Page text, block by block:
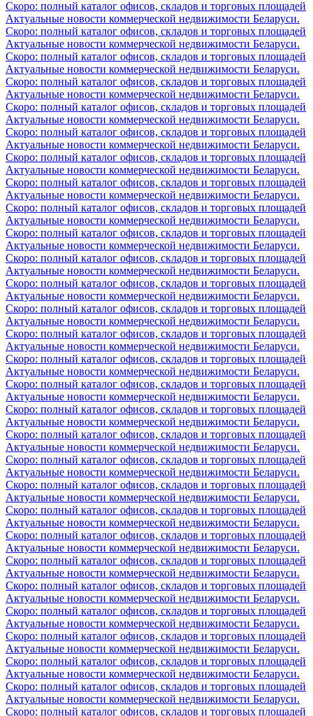
Скоро: полный каталог офисов, складов и торговых площадей
Актуальные новости коммерческой недвижимости Беларуси.
Скоро: полный каталог офисов, складов и торговых площадей
Актуальные новости коммерческой недвижимости Беларуси.
Скоро: полный каталог офисов, складов и торговых площадей
Актуальные новости коммерческой недвижимости Беларуси.
Скоро: полный каталог офисов, складов и торговых площадей
Актуальные новости коммерческой недвижимости Беларуси.
Скоро: полный каталог офисов, складов и торговых площадей
Актуальные новости коммерческой недвижимости Беларуси.
Скоро: полный каталог офисов, складов и торговых площадей
Актуальные новости коммерческой недвижимости Беларуси.
Скоро: полный каталог офисов, складов и торговых площадей
Актуальные новости коммерческой недвижимости Беларуси.
Скоро: полный каталог офисов, складов и торговых площадей
Актуальные новости коммерческой недвижимости Беларуси.
Скоро: полный каталог офисов, складов и торговых площадей
Актуальные новости коммерческой недвижимости Беларуси.
Скоро: полный каталог офисов, складов и торговых площадей
Актуальные новости коммерческой недвижимости Беларуси.
Скоро: полный каталог офисов, складов и торговых площадей
Актуальные новости коммерческой недвижимости Беларуси.
Скоро: полный каталог офисов, складов и торговых площадей
Актуальные новости коммерческой недвижимости Беларуси.
Скоро: полный каталог офисов, складов и торговых площадей
Актуальные новости коммерческой недвижимости Беларуси.
Скоро: полный каталог офисов, складов и торговых площадей
Актуальные новости коммерческой недвижимости Беларуси.
Скоро: полный каталог офисов, складов и торговых площадей
Актуальные новости коммерческой недвижимости Беларуси.
Скоро: полный каталог офисов, складов и торговых площадей
Актуальные новости коммерческой недвижимости Беларуси.
Скоро: полный каталог офисов, складов и торговых площадей
Актуальные новости коммерческой недвижимости Беларуси.
Скоро: полный каталог офисов, складов и торговых площадей
Актуальные новости коммерческой недвижимости Беларуси.
Скоро: полный каталог офисов, складов и торговых площадей
Актуальные новости коммерческой недвижимости Беларуси.
Скоро: полный каталог офисов, складов и торговых площадей
Актуальные новости коммерческой недвижимости Беларуси.
Скоро: полный каталог офисов, складов и торговых площадей
Актуальные новости коммерческой недвижимости Беларуси.
Скоро: полный каталог офисов, складов и торговых площадей
Актуальные новости коммерческой недвижимости Беларуси.
Скоро: полный каталог офисов, складов и торговых площадей
Актуальные новости коммерческой недвижимости Беларуси.
Скоро: полный каталог офисов, складов и торговых площадей
Актуальные новости коммерческой недвижимости Беларуси.
Скоро: полный каталог офисов, складов и торговых площадей
Актуальные новости коммерческой недвижимости Беларуси.
Скоро: полный каталог офисов, складов и торговых площадей
Актуальные новости коммерческой недвижимости Беларуси.
Скоро: полный каталог офисов, складов и торговых площадей
Актуальные новости коммерческой недвижимости Беларуси.
Скоро: полный каталог офисов, складов и торговых площадей
Актуальные новости коммерческой недвижимости Беларуси.
Скоро: полный каталог офисов, складов и торговых площадей